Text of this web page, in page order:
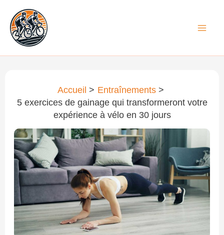
contenu
Accueil
Entraînements
5 exercices de gainage qui transformeront votre
expérience à vélo en 30 jours